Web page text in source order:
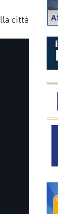
città